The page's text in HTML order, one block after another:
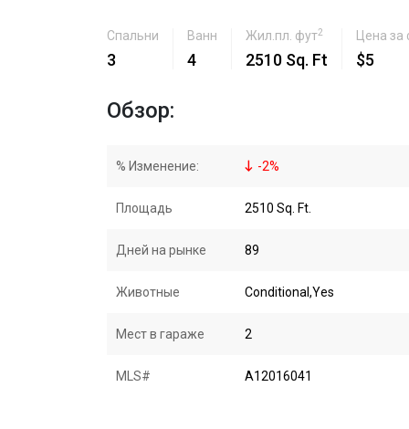
Спальни
3
Ванн
4
Жил.пл. фут2
2510 Sq. Ft
Цена за
$5
Обзор:
% Изменение: -2%
Площадь 2510 Sq. Ft.
Дней на рынке 89
Животные Conditional,Yes
Мест в гараже 2
MLS# A12016041